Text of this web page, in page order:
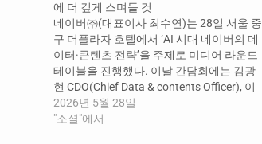
에 더 깊게 스며들 것
네이버㈜(대표이사 최수연)는 28일 서울 중
구 더플라자 호텔에서 ‘AI 시대 네이버의 데
이터·콘텐츠 전략’을 주제로 미디어 라운드
테이블을 진행했다. 이날 간담회에는 김광
현 CDO(Chief Data & contents Officer), 이
일구 콘텐츠 서비스 부문장, 김상범 검색 플
랫폼 부문장이 참석해 AI 시대의 콘텐츠·창
2026년 5월 28일
"소셜"에서